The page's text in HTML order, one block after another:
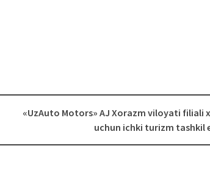
«UzAuto Motors» AJ Xorazm viloyati filiali
uchun ichki turizm tashkil